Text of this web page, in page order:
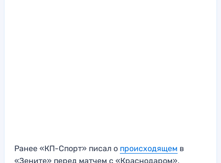
Ранее «КП-Спорт» писал о происходящем в
«Зените» перед матчем с «Краснодаром»,